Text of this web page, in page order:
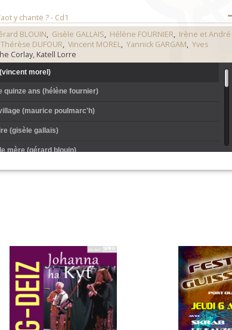
y chantë ? - Cd1
BLOUIN, Gisèle GALLAIS, Hélène FOURNIER, Irène et André
Thérèse DUFOUR, Vincent MOREL, Yannick GARGAM, Yves
Corlay, Katell Lorre
morel)
quinze ans (hélène fournier)
(maurice poulmarc'h)
(gisèle gallais)
mère (gérard blouin)
brielle)
promenant (hervé guillemer)
(angélique clérivet)
(many a mickle)
(iffig guillou)
minuit (Thérèse Dufour)
mine (marc clérivet)